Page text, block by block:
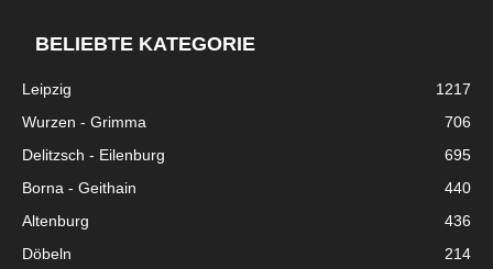
BELIEBTE KATEGORIE
Leipzig
1217
Wurzen - Grimma
706
Delitzsch - Eilenburg
695
Borna - Geithain
440
Altenburg
436
Döbeln
214